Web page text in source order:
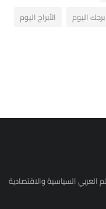
برجك اليوم
الأبراج اليوم
العربي السياسية والاقتصادية